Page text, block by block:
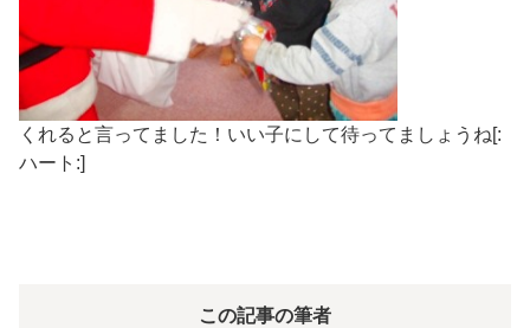
くれると言ってました！いい子にして待ってましょうね[:
ハート:]
この記事の筆者